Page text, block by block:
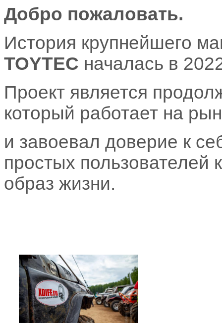
Добро пожаловать.
История крупнейшего
TOYTEC началась в
Проект является
который работает на
и завоевал доверие к
простых пользователей
образ жизни.